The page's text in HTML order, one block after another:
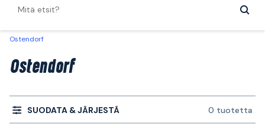
Ostendorf
Ostendorf
SUODATA & JÄRJESTÄ 0 tuotetta